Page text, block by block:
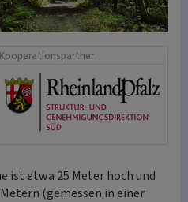
Kooperationspartner
ist etwa 25 Meter hoch und
(gemessen in einer